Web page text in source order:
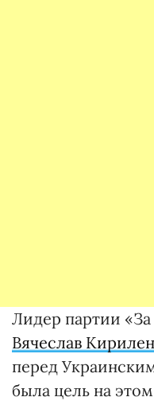
Лидер партии
Вячеслав
перед
была цель на